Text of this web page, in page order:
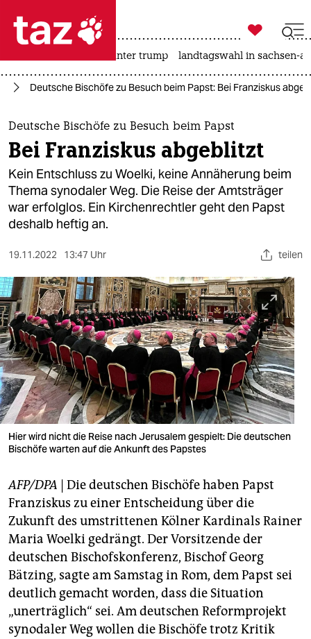
 taz zahl ich
taz zahl ich
themen
politik
öko
gesellschaft
kultur
sport
berlin
nord
wahrheit
verlag
verlag
shop
fragen & hilfe
unterstützen
abo
genossenschaft
epaper login

taz zahl ich
usa unter trump landtagswahl in sachsen-
Deutsche Bischöfe zu Besuch beim Papst: Bei Franziskus
Deutsche Bischöfe zu Besuch beim Papst
Bei Franziskus abgeblitzt
Kein Entschluss zu Woelki, keine Annäherung beim
Thema synodaler Weg. Die Reise der Amtsträger
war erfolglos. Ein Kirchenrechtler geht den Papst
deshalb heftig an.
19.11.2022 13:47 Uhr teilen
Hier wird nicht die Reise nach Jerusalem gespielt: Die deutschen
Bischöfe warten auf die Ankunft des Papstes
AFP/DPA | Die deutschen Bischöfe haben Papst
Franziskus zu einer Entscheidung über die
Zukunft des umstrittenen Kölner Kardinals Rainer
Maria Woelki gedrängt. Der Vorsitzende der
deutschen Bischofskonferenz, Bischof Georg
Bätzing, sagte am Samstag in Rom, dem Papst sei
deutlich gemacht worden, dass die Situation
„unerträglich“ sei. Am deutschen Reformprojekt
synodaler Weg wollen die Bischöfe trotz Kritik